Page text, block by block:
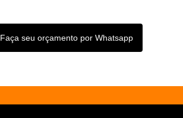
Faça seu orçamento por Whatsapp